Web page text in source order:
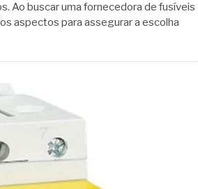
Ao buscar uma fornecedora de fusíveis
aspectos para assegurar a escolha